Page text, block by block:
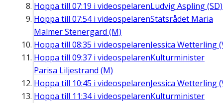
Hoppa till 07:19 i videospelarenLudvig Aspling (SD)
Hoppa till 07:54i videospelarenStatsrådet Maria
Malmer Stenergard (M)
Hoppa till 08:35 i videospelarenJessica Wetterling
Hoppa till 09:37 i videospelarenKulturminister
Parisa Liljestrand (M)
Hoppa till 10:45 i videospelarenJessica Wetterling
Hoppa till 11:34i videospelarenKulturminister